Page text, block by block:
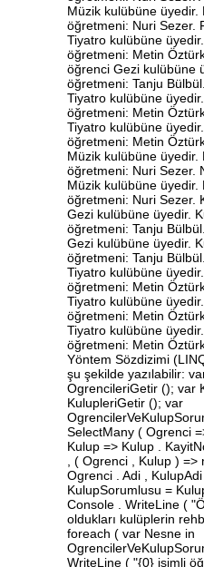
Müzik kulübüne üyedir.
öğretmeni: Nuri Sezer.
Tiyatro kulübüne
öğretmeni: Metin
öğrenci Gezi kulübüne
öğretmeni: Tanju
Tiyatro kulübüne
öğretmeni: Metin
Tiyatro kulübüne
öğretmeni: Metin
Müzik kulübüne üyedir.
öğretmeni: Nuri Sezer.
Müzik kulübüne üyedir.
öğretmeni: Nuri Sezer.
Gezi kulübüne üyedir.
öğretmeni: Tanju
Gezi kulübüne üyedir.
öğretmeni: Tanju
Tiyatro kulübüne
öğretmeni: Metin
Tiyatro kulübüne
öğretmeni: Metin
Tiyatro kulübüne
öğretmeni: Metin
Yöntem Sözdizimi
şu şekilde yazılabilir:
OgrencileriGetir (); var
KulupleriGetir (); var
SelectMany ( Ogrenci
Kulup => Kulup .
, ( Ogrenci , Kulup ) =>
Ogrenci . Adi ,
KulupSorumlusu =
Console . WriteLine (
oldukları kulüplerin
foreach ( var Nesne in
WriteLine ( "{0} isimli